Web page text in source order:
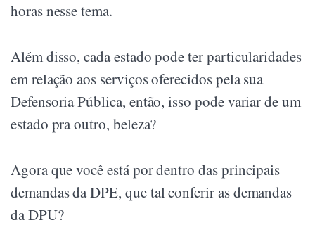
horas nesse tema.
Além disso, cada estado pode ter particularidades
em relação aos serviços oferecidos pela sua
Defensoria Pública, então, isso pode variar de um
estado pra outro, beleza?
Agora que você está por dentro das principais
demandas da DPE, que tal conferir as demandas
da DPU?